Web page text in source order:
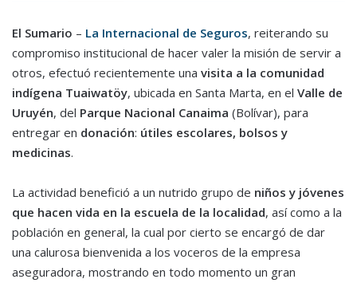
El Sumario – La Internacional de Seguros, reiterando su
compromiso institucional de hacer valer la misión de servir a
otros, efectuó recientemente una visita a la comunidad
indígena Tuaiwatöy, ubicada en Santa Marta, en el Valle de
Uruyén, del Parque Nacional Canaima (Bolívar), para
entregar en donación: útiles escolares, bolsos y
medicinas.
La actividad benefició a un nutrido grupo de niños y jóvenes
que hacen vida en la escuela de la localidad, así como a la
población en general, la cual por cierto se encargó de dar
una calurosa bienvenida a los voceros de la empresa
aseguradora, mostrando en todo momento un gran